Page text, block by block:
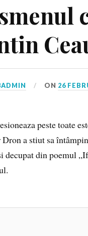
ON 26
peste toate
Dron a stiut sa
decupat din poemul